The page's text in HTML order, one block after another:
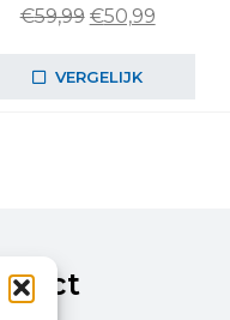
€59,99
was:
€50,99Huidige
VERGELIJK